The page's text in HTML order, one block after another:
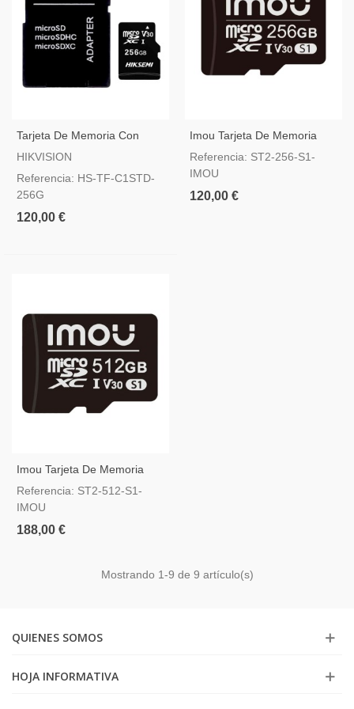
Tarjeta De Memoria Con
Adaptador 256 GB Hikvision
HIKVISION
Referencia: HS-TF-C1STD-
256G
120,00 €
Imou Tarjeta De Memoria
Micro SD Clase 10 256GB
Referencia: ST2-256-S1-
IMOU
120,00 €
Imou Tarjeta De Memoria
Micro SD Clase 10 512GB
Referencia: ST2-512-S1-
IMOU
188,00 €
Mostrando 1-9 de 9 artículo(s)
QUIENES SOMOS
HOJA INFORMATIVA